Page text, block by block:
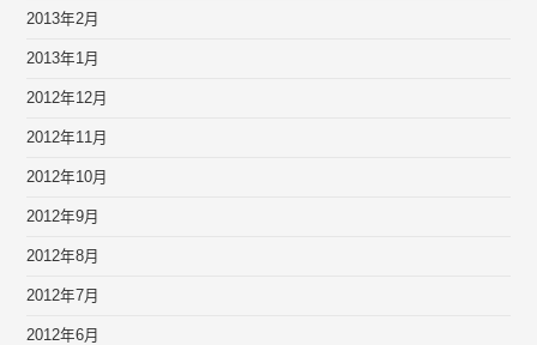
2013年2月
2013年1月
2012年12月
2012年11月
2012年10月
2012年9月
2012年8月
2012年7月
2012年6月